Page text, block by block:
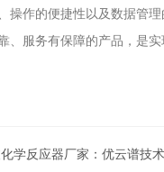
操作的便捷性以及数据管
、服务有保障的产品，是
学反应器厂家：优云谱技术实力